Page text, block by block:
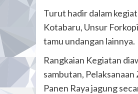
Turut hadir dalam
Kotabaru, Unsur
tamu undangan lainnya.
Rangkaian Kegiatan
sambutan,
Panen Raya jagung